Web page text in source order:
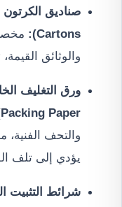
Cartons):
والوثائق
Packing Paper):
والتحف الفنية،
يؤدي إلى تلف
شرائط التثبيت